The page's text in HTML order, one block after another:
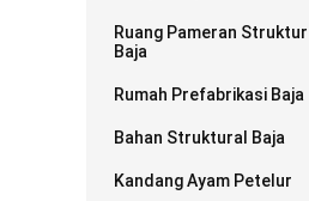
Ruang Pameran Struktur
Baja
Rumah Prefabrikasi Baja
Bahan Struktural Baja
Kandang Ayam Petelur